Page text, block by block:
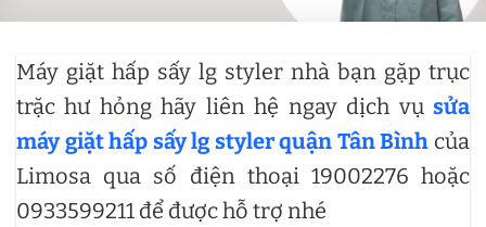
Máy giặt hấp sấy lg styler nhà bạn gặp trục
trặc hư hỏng hãy liên hệ ngay dịch vụ sửa
máy giặt hấp sấy lg styler quận Tân Bình của
Limosa qua số điện thoại 19002276 hoặc
0933599211 để được hỗ trợ nhé